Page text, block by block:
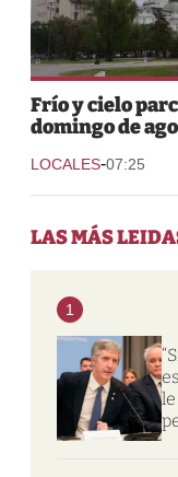
Frío y cielo
domingo de
LOCALES-07:25
LAS MÁS
1